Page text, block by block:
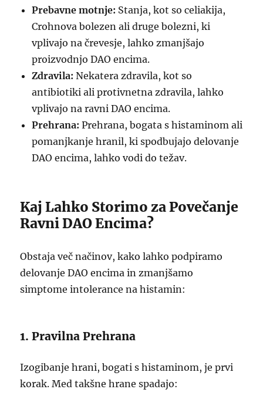
Prebavne motnje: Stanja, kot so celiakija,
Crohnova bolezen ali druge bolezni, ki
vplivajo na črevesje, lahko zmanjšajo
proizvodnjo DAO encima.
Zdravila: Nekatera zdravila, kot so
antibiotiki ali protivnetna zdravila, lahko
vplivajo na ravni DAO encima.
Prehrana: Prehrana, bogata s histaminom ali
pomanjkanje hranil, ki spodbujajo delovanje
DAO encima, lahko vodi do težav.
Kaj Lahko Storimo za Povečanje
Ravni DAO Encima?
Obstaja več načinov, kako lahko podpiramo
delovanje DAO encima in zmanjšamo
simptome intolerance na histamin:
1. Pravilna Prehrana
Izogibanje hrani, bogati s histaminom, je prvi
korak. Med takšne hrane spadajo: